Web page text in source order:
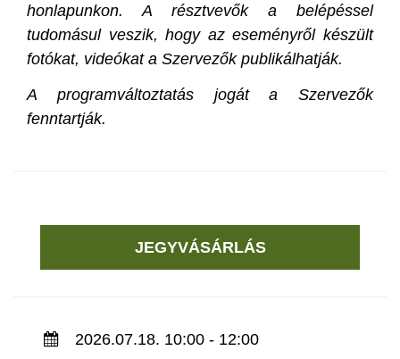
honlapunkon. A résztvevők a belépéssel
tudomásul veszik, hogy az eseményről készült
fotókat, videókat a Szervezők publikálhatják.
A programváltoztatás jogát a Szervezők
fenntartják.
JEGYVÁSÁRLÁS
2026.07.18. 10:00 - 12:00